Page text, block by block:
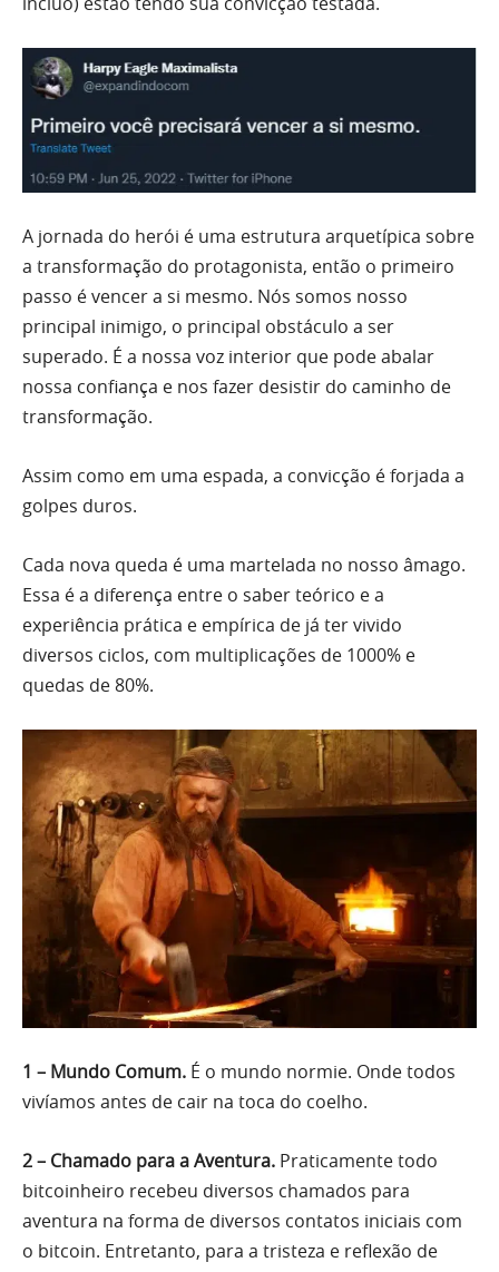
A jornada do herói é uma estrutura arquetípica sobre
a transformação do protagonista, então o primeiro
passo é vencer a si mesmo. Nós somos nosso
principal inimigo, o principal obstáculo a ser
superado. É a nossa voz interior que pode abalar
nossa confiança e nos fazer desistir do caminho de
transformação.
Assim como em uma espada, a convicção é forjada a
golpes duros.
Cada nova queda é uma martelada no nosso âmago.
Essa é a diferença entre o saber teórico e a
experiência prática e empírica de já ter vivido
diversos ciclos, com multiplicações de 1000% e
quedas de 80%.
1 – Mundo Comum. É o mundo normie. Onde todos
vivíamos antes de cair na toca do coelho.
2 – Chamado para a Aventura. Praticamente todo
bitcoinheiro recebeu diversos chamados para
aventura na forma de diversos contatos iniciais com
o bitcoin. Entretanto, para a tristeza e reflexão de